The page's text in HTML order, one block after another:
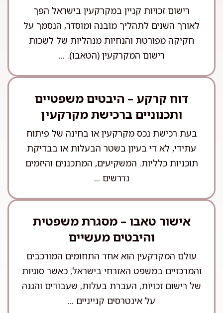
רישום זכויות קניין במקרקעין בישראל הפך
לאורך השנים לתהליך מובנה ומוסדר, הנסמך על
חקיקה מפורטת והנחיות מנהליות של לשכות
רישום המקרקעין (הטאבו). ...
דוח קרקע – היבטים משפטיים
ותכנוניים ברכישת מקרקעין
בעת רכישת נכס מקרקעין או בחינה של פיתוח
עתידי, לא די בעיון בשטר הבעלות או בבדיקת
תוכניות כלליות. המשקיעים, המתכננים והיזמים
נדרשים ...
אישור טאבו – מסגרת משפטית
והיבטים מעשיים
עולם המקרקעין הוא אחד התחומים המורכבים
והמרכזיים במשפט האזרחי בישראל, כאשר סוגיות
של רישום זכויות, העברת בעלות, שעבודים והגנה
על אינטרסים קנייניים ...